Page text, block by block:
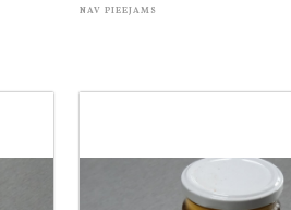
NAV PIEEJAMS